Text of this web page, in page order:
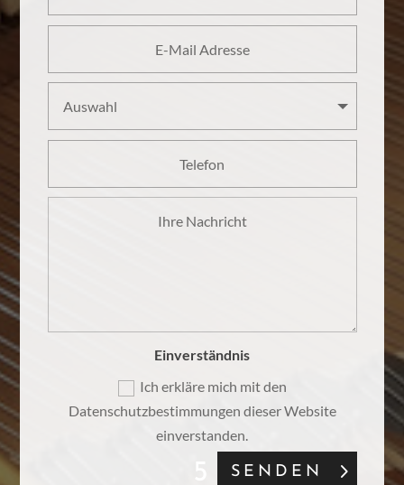
Einverständnis
Ich erkläre mich mit den
Datenschutzbestimmungen dieser Website
einverstanden.
SENDEN